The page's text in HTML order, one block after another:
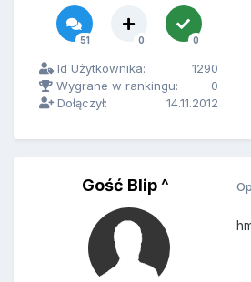
51 0 0
Id Użytkownika:
1290
Wygrane w rankingu:
0
Dołączył:
14.11.2012
Gość Blip ^